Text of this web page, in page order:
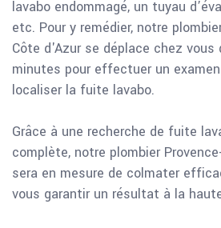
lavabo endommagé, un tuyau
etc. Pour y remédier, notre
Côte d'Azur se déplace chez vous
minutes pour effectuer un
localiser la fuite lavabo.
Grâce à une recherche de fuite
complète, notre plombier
sera en mesure de colmater
vous garantir un résultat à la